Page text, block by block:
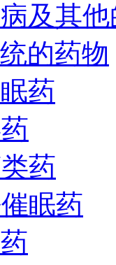
及其
的药物
药
药
眠药